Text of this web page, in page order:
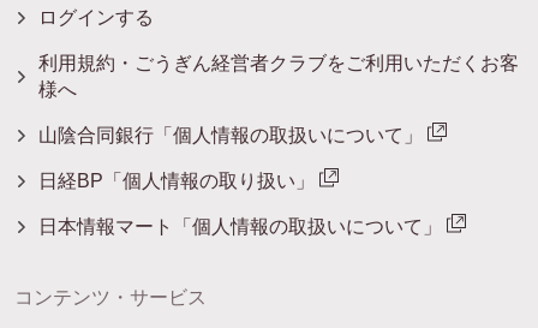
ログインする
利用規約・ごうぎん経営者クラブをご利用いただくお客
様へ
山陰合同銀行「個人情報の取扱いについて」
日経BP「個人情報の取り扱い」
日本情報マート「個人情報の取扱いについて」
コンテンツ・サービス